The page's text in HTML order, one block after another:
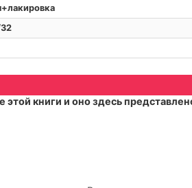
книги и оно здесь